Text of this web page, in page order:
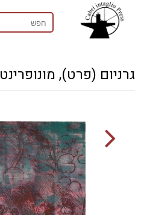
גרניום (פרט), מונופרינט